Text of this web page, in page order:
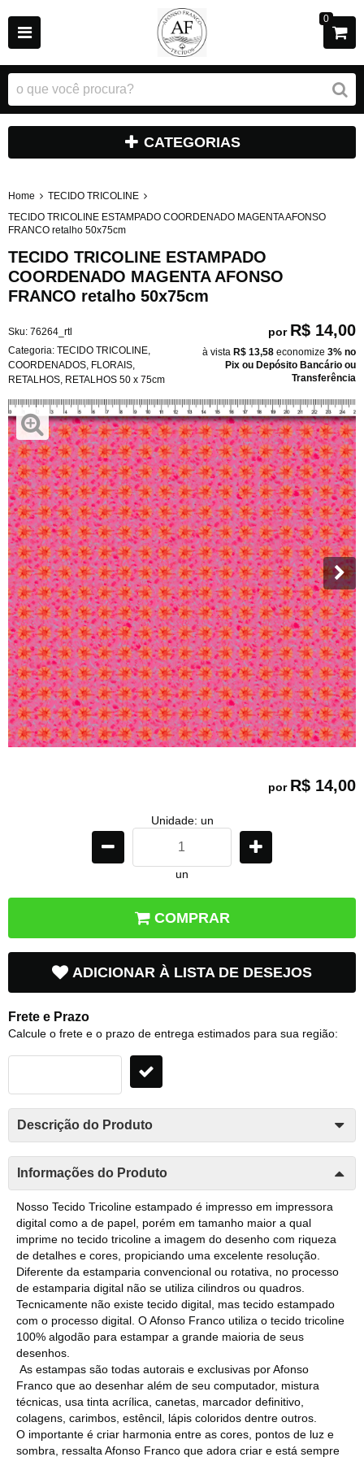
0
CATEGORIAS
Home
TECIDO TRICOLINE
TECIDO TRICOLINE ESTAMPADO COORDENADO MAGENTA AFONSO
FRANCO retalho 50x75cm
TECIDO TRICOLINE ESTAMPADO
COORDENADO MAGENTA AFONSO
FRANCO retalho 50x75cm
Sku: 76264_rtl
Categoria: TECIDO TRICOLINE
COORDENADOS FLORAIS
RETALHOS RETALHOS 50 x 75cm
por R$ 14,00
à vista R$ 13,58 economize 3% no
Pix ou Depósito Bancário ou
Transferência
por R$ 14,00
Unidade: un
un
COMPRAR
ADICIONAR À LISTA DE DESEJOS
Frete e Prazo
Calcule o frete e o prazo de entrega estimados para sua região:
Descrição do Produto
Informações do Produto
Nosso Tecido Tricoline estampado é impresso em impressora
digital como a de papel, porém em tamanho maior a qual
imprime no tecido tricoline a imagem do desenho com riqueza
de detalhes e cores, propiciando uma excelente resolução.
Diferente da estamparia convencional ou rotativa, no processo
de estamparia digital não se utiliza cilindros ou quadros.
Tecnicamente não existe tecido digital, mas tecido estampado
com o processo digital. O Afonso Franco utiliza o tecido tricoline
100% algodão para estampar a grande maioria de seus
desenhos.
As estampas são todas autorais e exclusivas por Afonso
Franco que ao desenhar além de seu computador, mistura
técnicas, usa tinta acrílica, canetas, marcador definitivo,
colagens, carimbos, estêncil, lápis coloridos dentre outros.
O importante é criar harmonia entre as cores, pontos de luz e
sombra, ressalta Afonso Franco que adora criar e está sempre